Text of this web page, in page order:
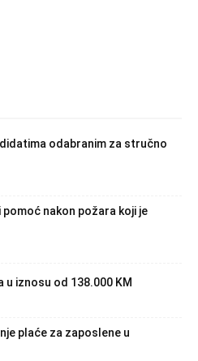
odabranim za stručno
nakon požara koji je
iznosu od 138.000 KM
plaće za zaposlene u